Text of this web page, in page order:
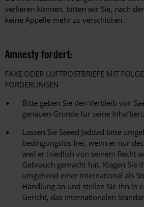
verlieren können, bitten wir Sie, nach
keine Appelle mehr zu verschicken.
Amnesty fordert:
FAXE ODER LUFTPOSTBRIEFE MIT
FORDERUNGEN
Bitte geben Sie den Verbleib von
genauen Gründe für seine
Lassen Sie Saeed Jaddad bitte
bedingungslos frei, wenn er nur
weil er friedlich von seinem Recht
Gebrauch gemacht hat. Klagen Sie
umgehend einer international als
Handlung an und stellen Sie ihn in
Gericht, das internationalen